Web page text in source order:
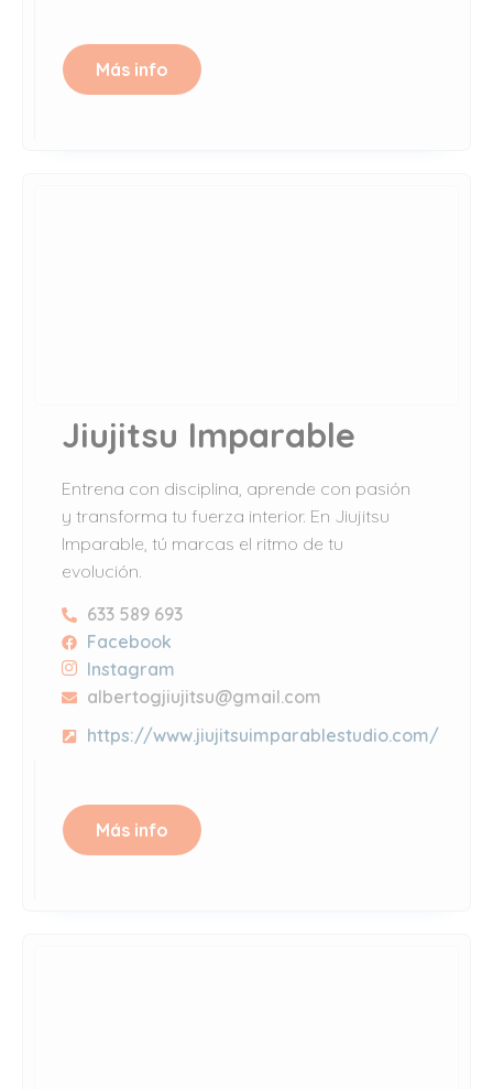
Más info
Jiujitsu Imparable
Entrena con disciplina, aprende con pasión
y transforma tu fuerza interior. En Jiujitsu
Imparable, tú marcas el ritmo de tu
evolución.
633 589 693
Facebook
Instagram
albertogjiujitsu@gmail.com
https://www.jiujitsuimparablestudio.com/
Más info